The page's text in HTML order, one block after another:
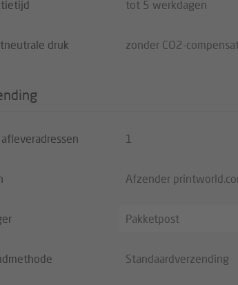
tot 5 werkdagen
druk zonder CO2-
1
Afzender
Pakketpost
Standaardverzending